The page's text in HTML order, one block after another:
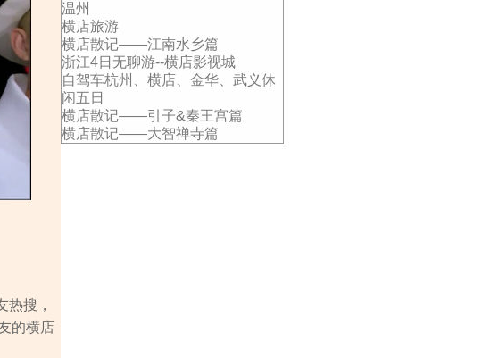
温州
横店旅游
横店散记——江南水乡篇
浙江4日无聊游--横店影视城
自驾车杭州、横店、金华、武义休
闲五日
横店散记——引子&秦王宫篇
横店散记——大智禅寺篇
搜，
的横店